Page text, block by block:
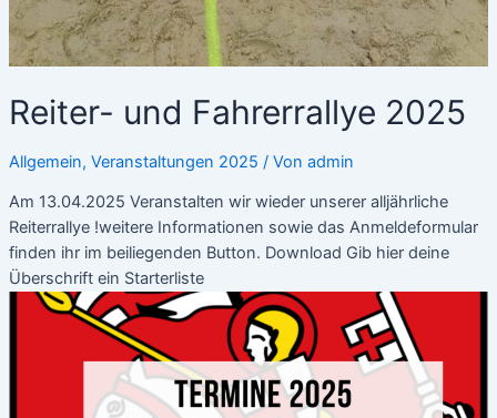
Reiter- und Fahrerrallye 2025
Allgemein, Veranstaltungen 2025 / Von admin
Am 13.04.2025 Veranstalten wir wieder unserer alljährliche
Reiterrallye !weitere Informationen sowie das Anmeldeformular
finden ihr im beiliegenden Button. Download Gib hier deine
Überschrift ein Starterliste